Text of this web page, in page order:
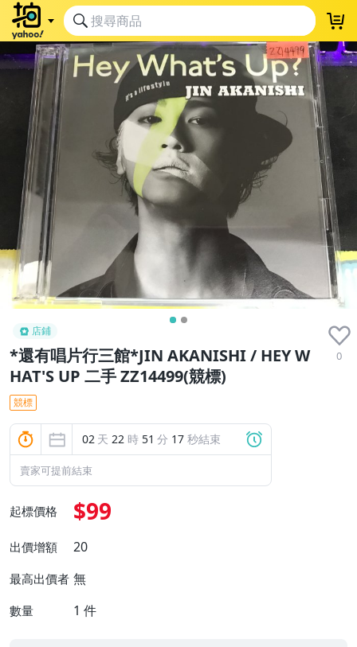
店鋪
*還有唱片行三館*JIN AKANISHI / HEY W
HAT'S UP 二手 ZZ14499(競標)
0
競標
02 天 22 時 51 分 16 秒結束
賣家可提前結束
起標價格 $99
出價增額 20
最高出價者 無
數量 1 件